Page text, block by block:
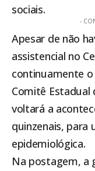
sociais.
-
Apesar de não
assistencial no
continuamente o
Comitê Estadual
voltará a
quinzenais, para
epidemiológica.
Na postagem, a